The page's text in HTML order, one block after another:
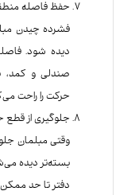
حفظ فاصله
فشرده چیدن
دیده شود.
صندلی و
حرکت را راحت
جلوگیری از قطع
وقتی مبلمان
بسته‌تر دیده
دفتر تا حد